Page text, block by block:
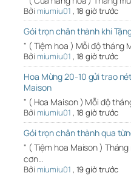
Bởi miumiu01 , 18 giờ trước
Gói trọn chân thành khi
" ( Tiệm hoa ) Mỗi độ tháng
Bởi miumiu01 , 18 giờ trước
Hoa Mừng 20-10 gửi trao
Maison
" ( Hoa Maison ) Mỗi độ
Bởi miumiu01 , 18 giờ trước
Gói trọn chân thành qua
" ( Tiệm hoa Maison )
cơn…
Bởi miumiu01 , 19 giờ trước